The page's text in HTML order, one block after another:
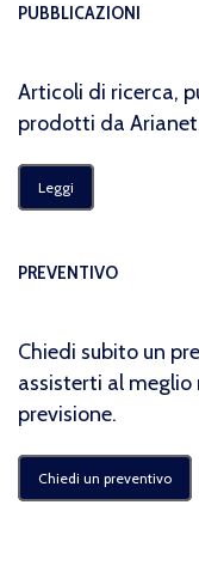
PUBBLICAZIONI
Articoli di ricerca,
prodotti da
Leggi
PREVENTIVO
Chiedi subito un
assisterti al
previsione.
Chiedi un preventivo